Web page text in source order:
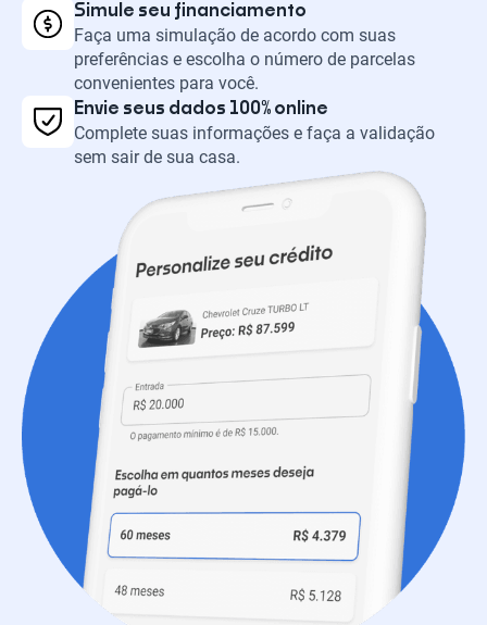
Simule seu financiamento
Faça uma simulação de acordo com suas
preferências e escolha o número de parcelas
convenientes para você.
Envie seus dados 100% online
Complete suas informações e faça a validação
sem sair de sua casa.